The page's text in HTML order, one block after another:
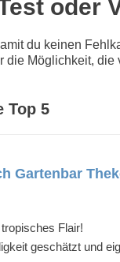
oder
du keinen
Möglichkeit,
Top 5
Flair!
geschätzt und